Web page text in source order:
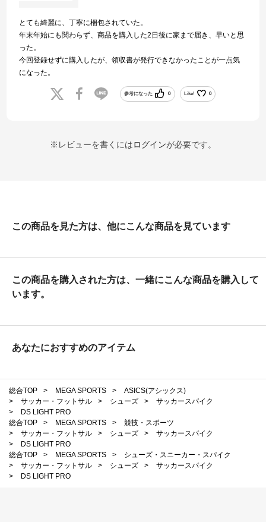
とても綺麗に、丁寧に梱包されていた。
年末年始にも関わらず、商品を購入した2日後に家まで届き、早いと思
った。
今回登録せずに購入したが、領収書が発行できなかったことが一点気
になった。
参考になった 0 Like! 0
※レビューを書くにはログインが必要です。
この商品を見た方は、他にこんな商品を見ています
この商品を購入された方は、一緒にこんな商品を購入して
います。
あなたにおすすめのアイテム
総合TOP > MEGA SPORTS >
ASICS(アシックス)
>
サッカー・フットサル > シューズ >
サッカースパイク
>
DS LIGHT PRO
総合TOP
> MEGA SPORTS >
競技・スポーツ
>
サッカー・フットサル > シューズ >
サッカースパイク
>
DS LIGHT PRO
総合TOP
> MEGA SPORTS >
シューズ・スニーカー・スパイク
>
サッカー・フットサル > シューズ >
サッカースパイク
>
DS LIGHT PRO